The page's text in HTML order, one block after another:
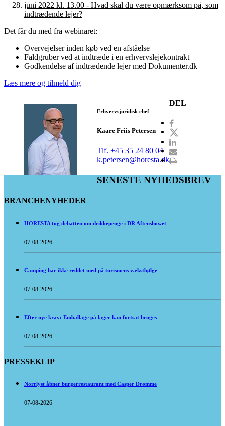
juni 2022 kl. 13.00 - Hvad skal du være opmærksom på, som
indtrædende lejer?
Det får du med fra webinaret:
Overvejelser inden køb ved en afståelse
Faldgruber ved at indtræde i en erhvervslejekontrakt
Godkendelse af indtrædende lejer med Dokumenter.dk
Læs mere og tilmeld dig
Erhvervsjuridisk chef
Kaare Friis Petersen
Tlf. +45 35 24 80 04
k.petersen@horesta.dk
DEL
SENESTE NYHEDSBREV
BRANCHENYHEDER
HORESTA tog debatten om drikkepenge i DR Aftenshowet
07-08-2026
Camping har ikke reddet med på turismens vækstbølge
07-08-2026
Efter nye krav: Emballage på lager kan fortsat bruges
07-08-2026
PRESSEKLIP
Norrlyst åbner burgerrestaurant med Casper Drømme
07-08-2026